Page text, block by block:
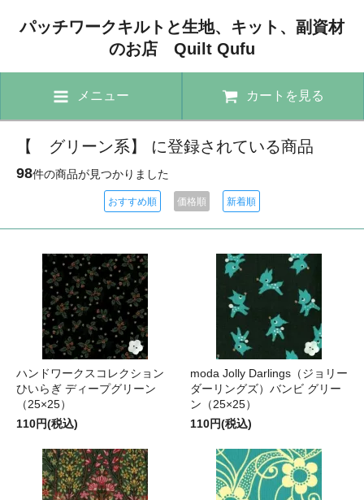
パッチワークキルトと生地、キット、副資材
のお店 Quilt Qufu
メニュー カートを見る
【 グリーン系】 に登録されている商品
98件の商品が見つかりました
おすすめ順 価格順 新着順
ハンドワークスコレクション
ひいらぎ ディープグリーン
（25×25）
110円(税込)
moda Jolly Darlings（ジョリー
ダーリングズ）バンビ グリー
ン（25×25）
110円(税込)